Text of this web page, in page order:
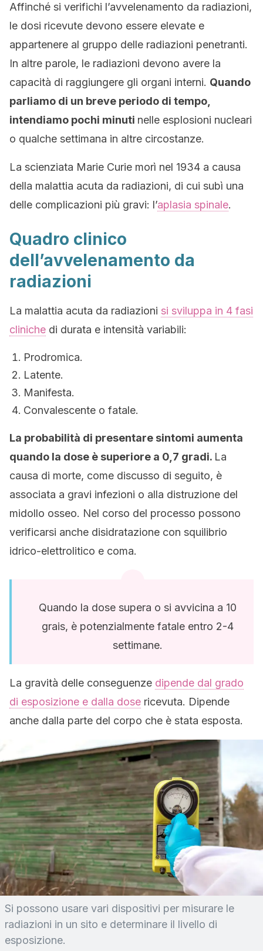
Affinché si verifichi l’avvelenamento da radiazioni,
le dosi ricevute devono essere elevate e
appartenere al gruppo delle radiazioni penetranti.
In altre parole, le radiazioni devono avere la
capacità di raggiungere gli organi interni. Quando
parliamo di un breve periodo di tempo,
intendiamo pochi minuti nelle esplosioni nucleari
o qualche settimana in altre circostanze.
La scienziata Marie Curie morì nel 1934 a causa
della malattia acuta da radiazioni, di cui subì una
delle complicazioni più gravi: l’aplasia spinale.
Quadro clinico
dell’avvelenamento da
radiazioni
La malattia acuta da radiazioni si sviluppa in 4 fasi
cliniche di durata e intensità variabili:
Prodromica.
Latente.
Manifesta.
Convalescente o fatale.
La probabilità di presentare sintomi aumenta
quando la dose è superiore a 0,7 gradi. La
causa di morte, come discusso di seguito, è
associata a gravi infezioni o alla distruzione del
midollo osseo. Nel corso del processo possono
verificarsi anche disidratazione con squilibrio
idrico-elettrolitico e coma.
Quando la dose supera o si avvicina a 10
grais, è potenzialmente fatale entro 2-4
settimane.
La gravità delle conseguenze dipende dal grado
di esposizione e dalla dose ricevuta. Dipende
anche dalla parte del corpo che è stata esposta.
Si possono usare vari dispositivi per misurare le
radiazioni in un sito e determinare il livello di
esposizione.